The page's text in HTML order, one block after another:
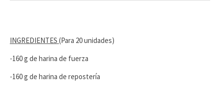
INGREDIENTES (Para 20 unidades)
-160 g de harina de fuerza
-160 g de harina de repostería